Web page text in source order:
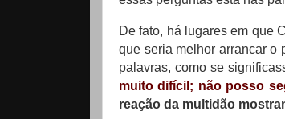
De fato, há lugares em que
que seria melhor arrancar o
palavras, como se
muito difícil; não posso
reação da multidão